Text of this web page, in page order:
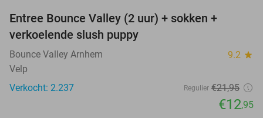
Entree Bounce Valley (2 uur) + sokken +
verkoelende slush puppy
Bounce Valley Arnhem 9.2 star
Velp
Verkocht: 2.237
Regulier €21,95
€12,95